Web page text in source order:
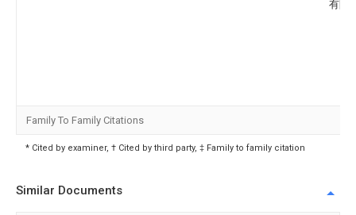
有限
Family To Family Citations
* Cited by examiner, † Cited by third party, ‡ Family to family citation
Similar Documents